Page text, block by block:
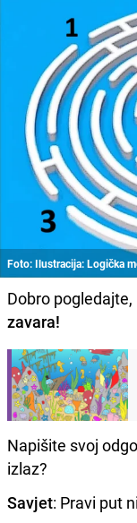
Foto: Ilustracija: Logička
Dobro
zavara!
Napišite svoj
izlaz?
Savjet: Pravi put